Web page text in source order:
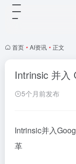
首页 • AI资讯 • 正文
Intrinsic 并入
5个月前发布
Intrinsic并入
革